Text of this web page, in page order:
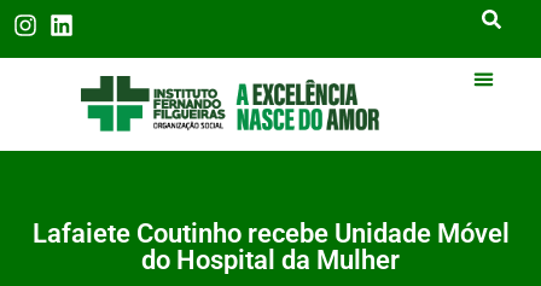
Lafaiete Coutinho recebe Unidade Móvel
do Hospital da Mulher